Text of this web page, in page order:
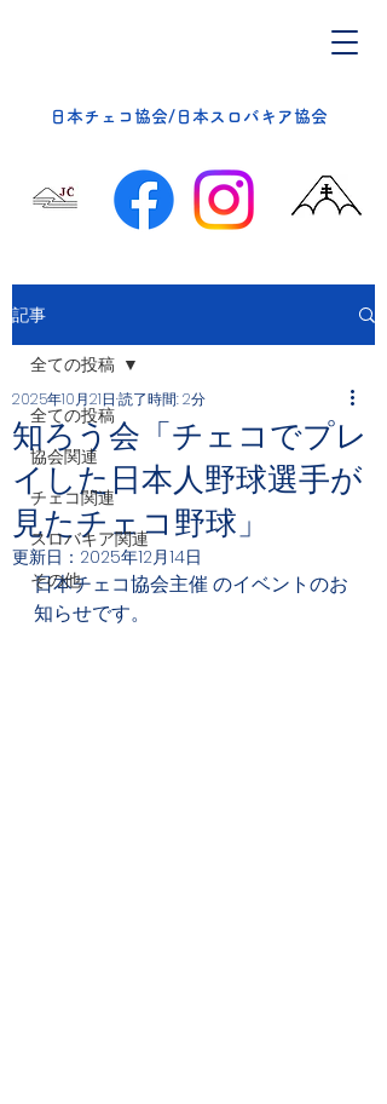
​日本チェコ協会/日本スロバキア協会
記事
全ての投稿
協会関連
チェコ関連
スロバキア関連
その他
全ての投稿
知ろう会「チェコでプレ
イした日本人野球選手が
見たチェコ野球」
2025年10月21日 読了時間: 2分
更新日： 2025年12月14日
日本チェコ協会主催 のイベントのお
知らせです。